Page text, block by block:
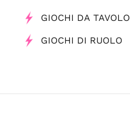
GIOCHI DA TAVOLO
GIOCHI DI RUOLO